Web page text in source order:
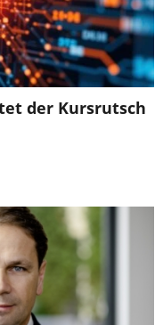
der Kursrutsch